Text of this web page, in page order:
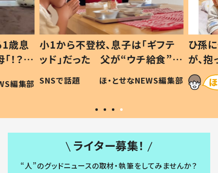
歳息
？」
編集部
小1から不登校、息子は「ギフテ
ッド」だった 父が“ウチ給食”を
作り続ける理由とは #令和の親
#令和の子
SNSで話題 ほ・とせなNEWS編集部
ひ孫
が、
「涙
い」
ライター募集！
“人”のグッドニュースの取材・執筆をしてみませんか？